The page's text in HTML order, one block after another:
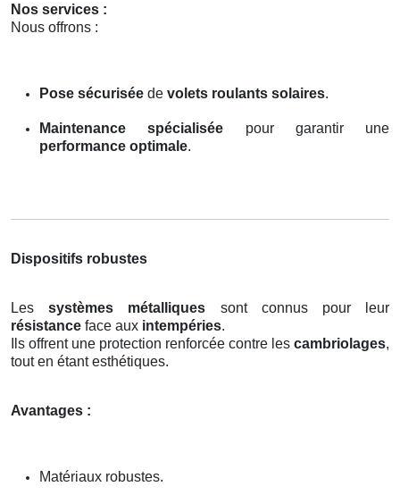
Nos services :
Nous offrons :
Pose sécurisée de volets roulants solaires.
Maintenance spécialisée pour garantir une
performance optimale.
Dispositifs robustes
Lessystèmes métalliques sont connus pour leur
résistance face aux intempéries.
Ils offrent une protection renforcée contre les cambriolages,
tout en étant esthétiques.
Avantages :
Matériaux robustes.